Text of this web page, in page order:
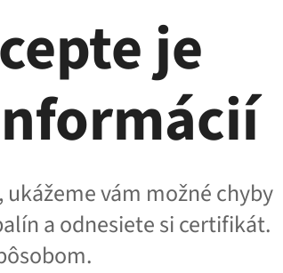
je
vám možné chyby
a odnesiete si certifikát.